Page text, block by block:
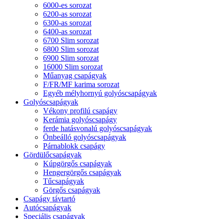
6000-es sorozat
6200-as sorozat
6300-as sorozat
6400-as sorozat
6700 Slim sorozat
6800 Slim sorozat
6900 Slim sorozat
16000 Slim sorozat
Műanyag csapágyak
F/FR/MF karima sorozat
Egyéb mélyhornyú golyóscsapágyak
Golyóscsapágyak
Vékony profilú csapágy
Kerámia golyóscsapágy
ferde hatásvonalú golyóscsapágyak
Önbeálló golyóscsapágyak
Párnablokk csapágy
Gördülőcsapágyak
Kúpgörgős csapágyak
Hengergörgős csapágyak
Tűcsapágyak
Görgős csapágyak
Csapágy távtartó
Autócsapágyak
Speciális csapágyak